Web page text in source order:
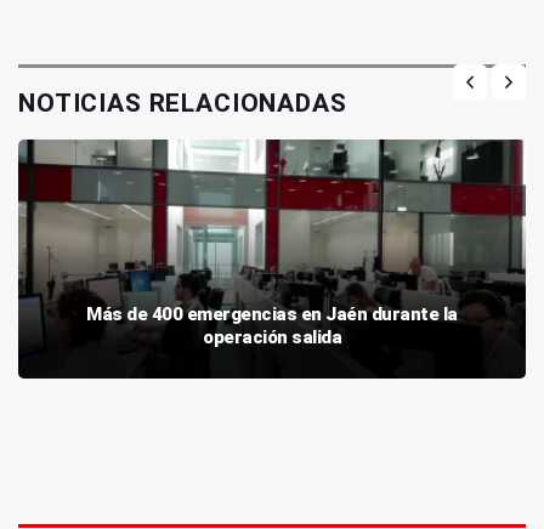
NOTICIAS RELACIONADAS
Más de 400 emergencias en Jaén durante la
operación salida